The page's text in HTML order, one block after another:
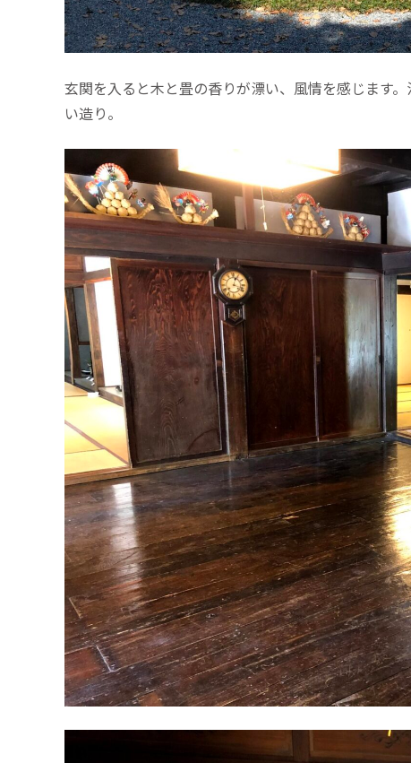
玄関を入ると木と畳の香りが漂い、風情を感じます
い造り。